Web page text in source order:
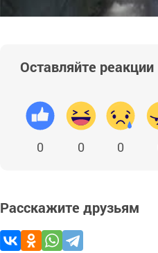
Оставляйте реакции
0 0 0
Расскажите друзьям